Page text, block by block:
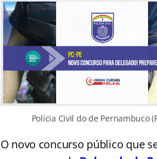
Polícia Civil do de Pernambuco
O novo concurso público que